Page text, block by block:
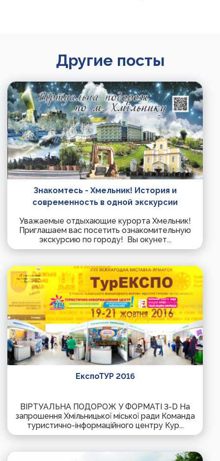
Другие посты
Знакомтесь - Хмельник! История и
современность в одной экскурсии
Уважаемые отдыхающие курорта Хмельник!
Приглашаем вас посетить ознакомительную
экскурсию по городу! Вы окунет...
ЕкспоТУР 2016
ВІРТУАЛЬНА ПОДОРОЖ У ФОРМАТІ 3-D На
запрошення Хмільницької міської ради Команда
туристично-інформаційного центру Кур...